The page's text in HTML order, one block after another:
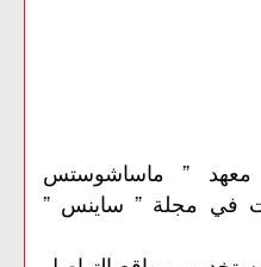
معھد ” ماساشوستس
في مجلة ” ساینس ”